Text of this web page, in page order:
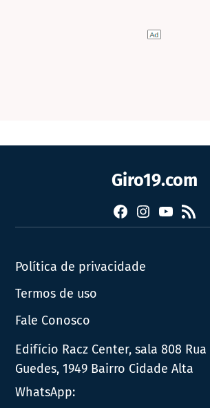
Giro19.com
FacebookInstagram
YouTube
RSS
Política de privacidade
Termos de uso
Fale Conosco
Edifício Racz Center, sala 808
Guedes, 1949 Bairro Cidade Alta
WhatsApp: